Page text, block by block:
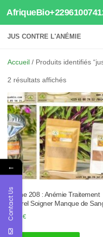
Au dessous du contenu
JUS CONTRE L'ANÉMIE
Accueil / Produits identifiés
2 résultats affichésTrié
popularité
Tisane 208 : Anémie Traitement
Naturel Soigner Manque de
30.00€
←
Contact Us